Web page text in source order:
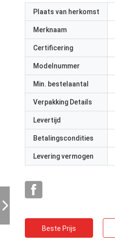
Plaats van herkomst
Merknaam
Certificering
Modelnummer
Min. bestelaantal
Verpakking Details
Levertijd
Betalingscondities
Levering vermogen
Beste Prijs